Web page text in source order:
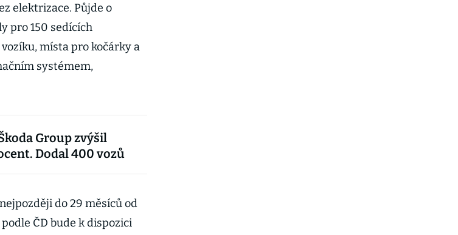
elektrizace. Půjde o
pro 150 sedících
místa pro kočárky a
systémem,
Group zvýšil
Dodal 400 vozů
do 29 měsíců od
ČD bude k dispozici